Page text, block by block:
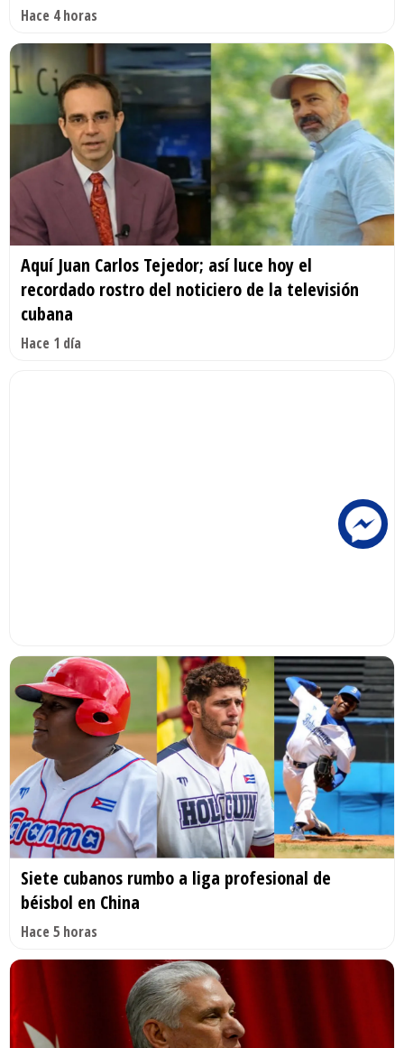
Hace 4 horas
Aquí Juan Carlos Tejedor; así luce hoy el
recordado rostro del noticiero de la televisión
cubana
Hace 1 día
Siete cubanos rumbo a liga profesional de
béisbol en China
Hace 5 horas